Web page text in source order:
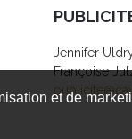
Jennifer
Françoise
et de